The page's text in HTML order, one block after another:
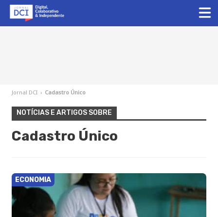
Jornal DCI › Cadastro Único
NOTÍCIAS E ARTIGOS SOBRE
Cadastro Único
ECONOMIA